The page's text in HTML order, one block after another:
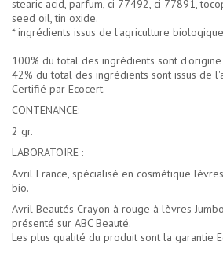
stearic acid, parfum, ci 77492, ci 77891,
seed oil, tin oxide.
* ingrédients issus de l'agriculture biologique
100% du total des ingrédients sont
42% du total des ingrédients sont issus de
Certifié par Ecocert.
CONTENANCE:
2 gr.
LABORATOIRE :
Avril France, spécialisé en cosmétique
bio.
Avril Beautés Crayon à rouge à lèvres
présenté sur ABC Beauté.
Les plus qualité du produit sont la garantie